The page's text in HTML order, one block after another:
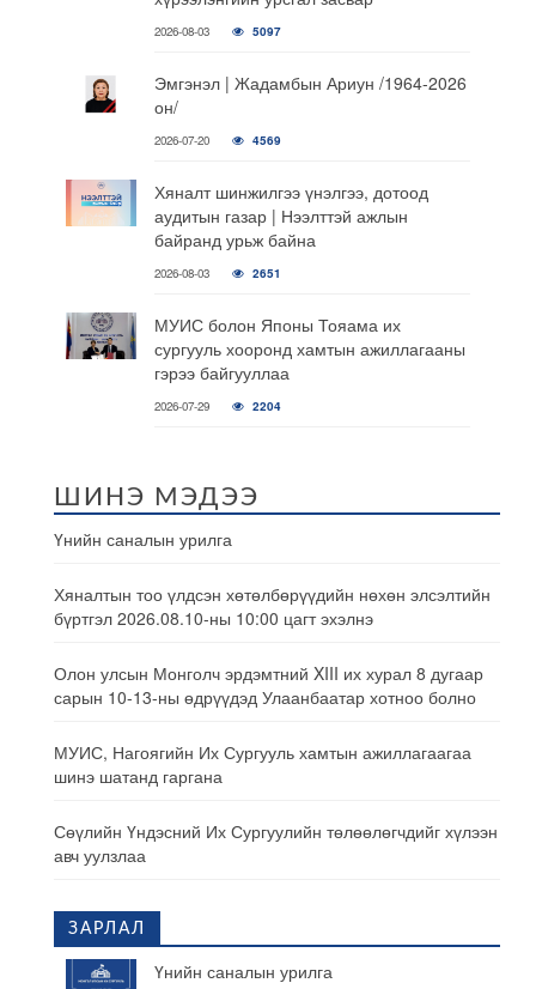
2026-08-03 5097
Эмгэнэл | Жадамбын Ариун /1964-2026
он/
2026-07-20 4569
Хяналт шинжилгээ үнэлгээ, дотоод
аудитын газар | Нээлттэй ажлын
байранд урьж байна
2026-08-03 2651
МУИС болон Японы Тояама их
сургууль хооронд хамтын ажиллагааны
гэрээ байгууллаа
2026-07-29 2204
ШИНЭ МЭДЭЭ
Үнийн саналын урилга
Хяналтын тоо үлдсэн хөтөлбөрүүдийн нөхөн элсэлтийн
бүртгэл 2026.08.10-ны 10:00 цагт эхэлнэ
Олон улсын Монголч эрдэмтний XIII их хурал 8 дугаар
сарын 10-13-ны өдрүүдэд Улаанбаатар хотноо болно
МУИС, Нагоягийн Их Сургууль хамтын ажиллагаагаа
шинэ шатанд гаргана
Сөүлийн Үндэсний Их Сургуулийн төлөөлөгчдийг хүлээн
авч уулзлаа
ЗАРЛАЛ
Үнийн саналын урилга